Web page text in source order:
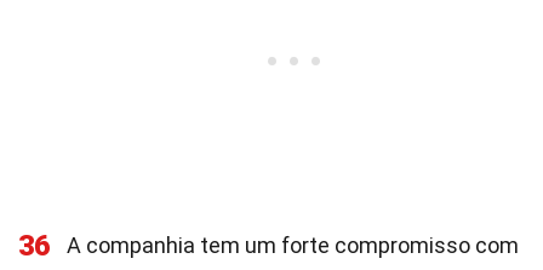
36
A companhia tem um forte compromisso com